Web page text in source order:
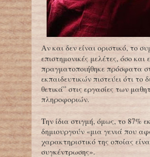
Αν και δεν είναι οριστικό, το
επιστημονικές μελέτες, όσο
πραγματοποιήθηκε πρόσφατα
εκπαιδευτικών πιστεύει ότι το
θετικά” στις εργασίες των
πληροφοριών.
Την ίδια στιγμή, όμως, το 87%
δημιουργούν «μια γενιά που
χαρακτηριστικό της οποίας
συγκέντρωσης».